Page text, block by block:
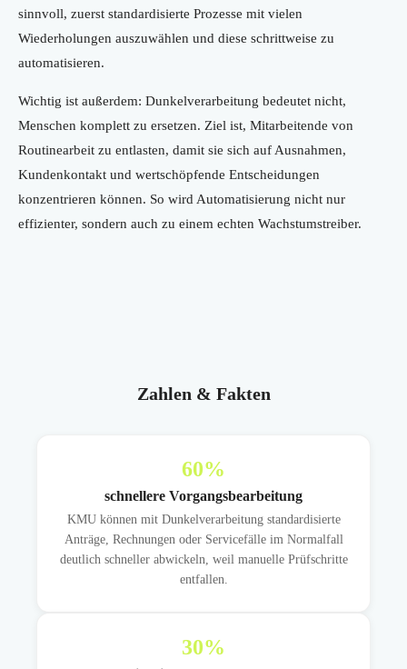
sinnvoll, zuerst standardisierte Prozesse mit vielen
Wiederholungen auszuwählen und diese schrittweise zu
automatisieren.
Wichtig ist außerdem: Dunkelverarbeitung bedeutet nicht,
Menschen komplett zu ersetzen. Ziel ist, Mitarbeitende von
Routinearbeit zu entlasten, damit sie sich auf Ausnahmen,
Kundenkontakt und wertschöpfende Entscheidungen
konzentrieren können. So wird Automatisierung nicht nur
effizienter, sondern auch zu einem echten Wachstumstreiber.
Zahlen & Fakten
60%
schnellere Vorgangsbearbeitung
KMU können mit Dunkelverarbeitung standardisierte
Anträge, Rechnungen oder Servicefälle im Normalfall
deutlich schneller abwickeln, weil manuelle Prüfschritte
entfallen.
30%